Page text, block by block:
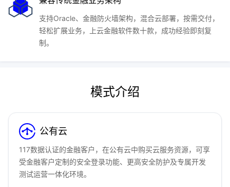
支持Oracle、金融防火墙架构，混合云部署，按需交付，
轻松扩展业务，上云金融软件数十款，成功经验即刻复
制。
模式介绍
公有云
117数据认证的金融客户，在公有云中购买云服务资源，可享
受金融客户定制的安全登录功能、更高安全防护及专属开发
测试运营一体化环境。